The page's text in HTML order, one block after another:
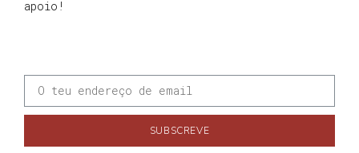
apoio!
SUBSCREVE